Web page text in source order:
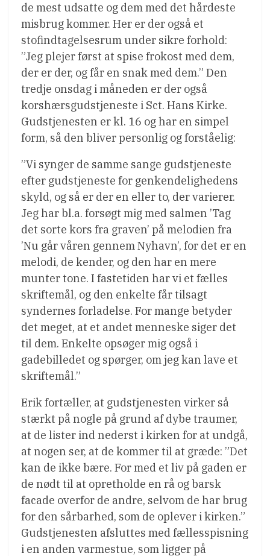
de mest udsatte og dem med det hårdeste
misbrug kommer. Her er der også et
stofindtagelsesrum under sikre forhold:
”Jeg plejer først at spise frokost med dem,
der er der, og får en snak med dem.” Den
tredje onsdag i måneden er der også
korshærsgudstjeneste i Sct. Hans Kirke.
Gudstjenesten er kl. 16 og har en simpel
form, så den bliver personlig og forståelig:
”Vi synger de samme sange gudstjeneste
efter gudstjeneste for genkendelighedens
skyld, og så er der en eller to, der varierer.
Jeg har bl.a. forsøgt mig med salmen ’Tag
det sorte kors fra graven’ på melodien fra
’Nu går våren gennem Nyhavn’, for det er en
melodi, de kender, og den har en mere
munter tone. I fastetiden har vi et fælles
skriftemål, og den enkelte får tilsagt
syndernes forladelse. For mange betyder
det meget, at et andet menneske siger det
til dem. Enkelte opsøger mig også i
gadebilledet og spørger, om jeg kan lave et
skriftemål.”
Erik fortæller, at gudstjenesten virker så
stærkt på nogle på grund af dybe traumer,
at de lister ind nederst i kirken for at undgå,
at nogen ser, at de kommer til at græde: ”Det
kan de ikke bære. For med et liv på gaden er
de nødt til at opretholde en rå og barsk
facade overfor de andre, selvom de har brug
for den sårbarhed, som de oplever i kirken.”
Gudstjenesten afsluttes med fællesspisning
i en anden varmestue, som ligger på